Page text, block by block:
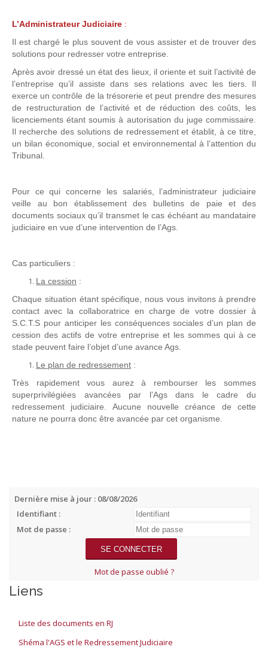
L’Administrateur Judiciaire :
Il est chargé le plus souvent de vous assister et de trouver des
solutions pour redresser votre entreprise.
Après avoir dressé un état des lieux, il oriente et suit l’activité de
l’entreprise qu’il assiste dans ses relations avec les tiers. Il
exerce un contrôle de la trésorerie et peut prendre des mesures
de restructuration de l’activité et de réduction des coûts, les
licenciements étant soumis à autorisation du juge commissaire.
Il recherche des solutions de redressement et établit, à ce titre,
un bilan économique, social et environnemental à l’attention du
Tribunal.
Pour ce qui concerne les salariés, l’administrateur judiciaire
veille au bon établissement des bulletins de paie et des
documents sociaux qu’il transmet le cas échéant au mandataire
judiciaire en vue d’une intervention de l’Ags.
Cas particuliers :
La cession :
Chaque situation étant spécifique, nous vous invitons à prendre
contact avec la collaboratrice en charge de votre dossier à
S.C.T.S pour anticiper les conséquences sociales d’un plan de
cession des actifs de votre entreprise et les sommes qui à ce
stade peuvent faire l’objet d’une avance Ags.
Le plan de redressement :
Très rapidement vous aurez à rembourser les sommes
superprivilégiées avancées par l’Ags dans le cadre du
redressement judiciaire. Aucune nouvelle créance de cette
nature ne pourra donc être avancée par cet organisme.
Dernière mise à jour : 08/08/2026
Identifiant :
Mot de passe :
Mot de passe oublié ?
Liens
Liste des documents en RJ
Shéma l'AGS et le Redressement Judiciaire